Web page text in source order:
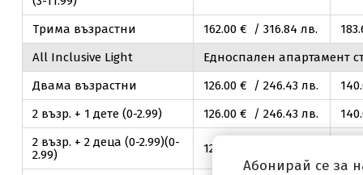
Трима възрастни 162.00€ / 316.84 лв. 183
Аll Inclusive Light
Едноспален апартамент
Двама възрастни
126.00€ / 246.43лв. 140
2 възр. + 1 дете (0-2.99)
126.00€ / 246.43лв. 140
2 възр. + 2 деца (0-2.99)(0-
2.99)
126
Абонирай се за